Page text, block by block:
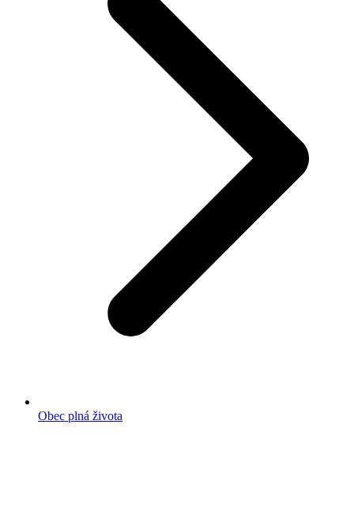
Obec plná života